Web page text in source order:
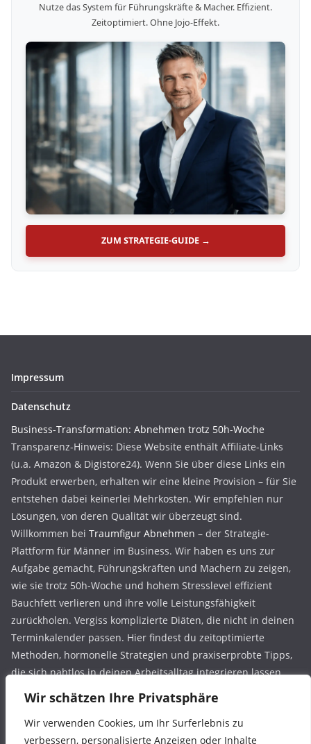
Wir schätzen Ihre Privatsphäre
Wir verwenden Cookies, um Ihr Surferlebnis zu
verbessern, personalisierte Anzeigen oder Inhalte
Nutze das System für Führungskräfte & Macher. Effizient.
Zeitoptimiert. Ohne Jojo-Effekt.
ZUM STRATEGIE-GUIDE →
Impressum
Datenschutz
Business-Transformation: Abnehmen trotz 50h-Woche
Transparenz-Hinweis: Diese Website enthält Affiliate-Links
(u.a. Amazon & Digistore24). Wenn Sie über diese Links ein
Produkt erwerben, erhalten wir eine kleine Provision – für Sie
entstehen dabei keinerlei Mehrkosten. Wir empfehlen nur
Lösungen, von deren Qualität wir überzeugt sind.
Willkommen bei Traumfigur Abnehmen – der Strategie-
Plattform für Männer im Business. Wir haben es uns zur
Aufgabe gemacht, Führungskräften und Machern zu zeigen,
wie sie trotz 50h-Woche und hohem Stresslevel effizient
Bauchfett verlieren und ihre volle Leistungsfähigkeit
zurückholen. Vergiss komplizierte Diäten, die nicht in deinen
Terminkalender passen. Hier findest du zeitoptimierte
Methoden, hormonelle Strategien und praxiserprobte Tipps,
die sich nahtlos in deinen Arbeitsalltag integrieren lassen.
Dein Körper ist dein wichtigstes Kapital – fange heute an, ihn
wie ein Erfolgsprojekt zu steuern.